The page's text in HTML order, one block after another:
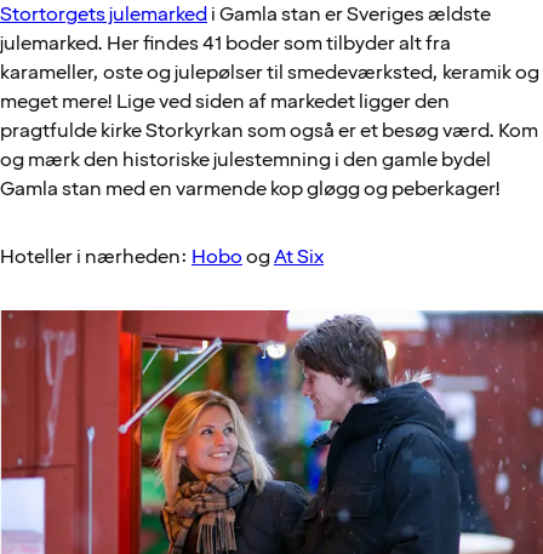
Stortorgets julemarkedi Gamla stan er Sveriges ældste
julemarked. Her findes 41 boder som tilbyder alt fra
karameller, oste og julepølser til smedeværksted, keramik og
meget mere! Lige ved siden af markedet ligger den
pragtfulde kirke Storkyrkan som også er et besøg værd. Kom
og mærk den historiske julestemning i den gamle bydel
Gamla stan med en varmende kop gløgg og peberkager!
Hoteller i nærheden: HoboogAt Six